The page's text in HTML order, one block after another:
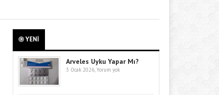
YENİ
Arveles Uyku Yapar Mı?
3 Ocak 2026, Yorum yok